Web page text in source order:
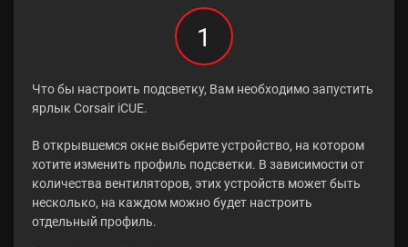
1
Что бы настроить подсветку, Вам необходимо запустить
ярлык Corsair iCUE.
В открывшемся окне выберите устройство, на котором
хотите изменить профиль подсветки. В зависимости от
количества вентиляторов, этих устройств может быть
несколько, на каждом можно будет настроить
отдельный профиль.